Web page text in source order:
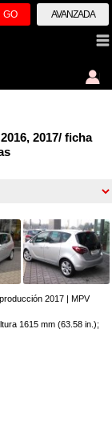
GO AVANZADA
2017/ ficha
2017 | MPV
1615 mm (63.58 in.);